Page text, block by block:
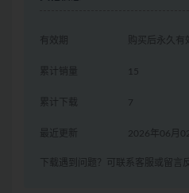
有效期 购买后永久有
累计销量 15
累计下载 7
最近更新 2026年06月
下载遇到问题？可联系客服或留言